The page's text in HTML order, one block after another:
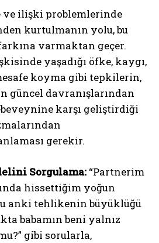
ve ilişki problemlerinde
kurtulmanın yolu, bu
varmaktan geçer.
yaşadığı öfke, kaygı,
koyma gibi tepkilerin,
güncel davranışlarından
karşı geliştirdiği
gerekir.
Sorgulama: “Partnerim
hissettiğim yoğun
anki tehlikenin büyüklüğü
babamın beni yalnız
gibi sorularla,